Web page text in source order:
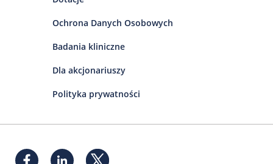
Ochrona Danych Osobowych
Badania kliniczne
Dla akcjonariuszy
Polityka prywatności